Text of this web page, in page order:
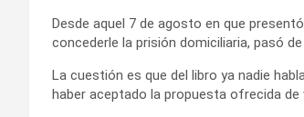
Desde aquel 7 de agosto en que
concederle la prisión domiciliaria, pasó
La cuestión es que del libro ya nadie
haber aceptado la propuesta ofrecida